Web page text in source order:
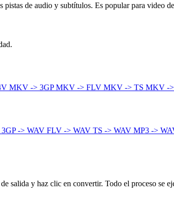
de audio y subtítulos. Es popular para video
MKV -> 3GPMKV -> FLV MKV -> TS MKV -
3GP -> WAV FLV -> WAV TS -> WAV MP3 ->
y haz clic en convertir. Todo el proceso se